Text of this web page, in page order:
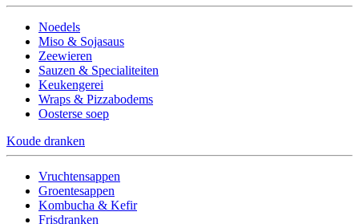
Noedels
Miso & Sojasaus
Zeewieren
Sauzen & Specialiteiten
Keukengerei
Wraps & Pizzabodems
Oosterse soep
Koude dranken
Vruchtensappen
Groentesappen
Kombucha & Kefir
Frisdranken